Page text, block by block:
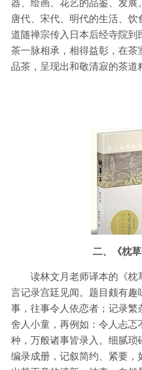
器、绘画、花艺的品鉴、发展
唐代、宋代、明代的生活、
道随禅宗传入日本后经寺院
茶一脉相承，相得益彰，在
品茶，呈现出和敬清寂的茶道
二、《枕
读林文月老师译本的《枕
言记录宫廷见闻。题目颇有
事，往事令人依恋者；记录繁
舍人小童，再例如：令人忐忑
种，万般诸事皆录入。细腻琐
编录成册，记叙简约、紧要